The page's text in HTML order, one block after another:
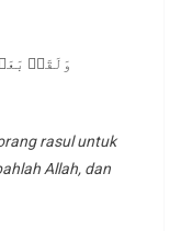
وَلَقَدۡ
rasul untuk
Allah, dan